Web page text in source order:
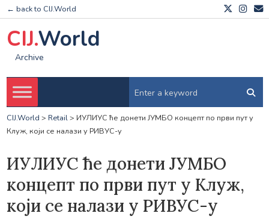
← back to CIJ.World
CIJ.World
Archive
CIJ.World > Retail> ИУЛИУС ће донети ЈУМБО концепт по први пут у
Клуж, који се налази у РИВУС-у
ИУЛИУС ће донети ЈУМБО
концепт по први пут у Клуж,
који се налази у РИВУС-у